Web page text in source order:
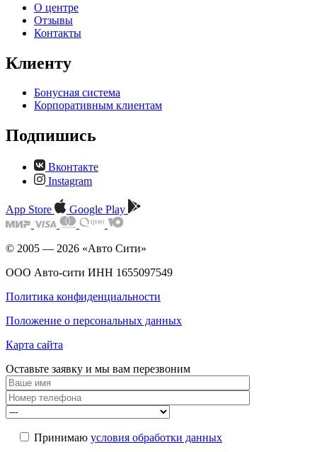
О центре
Отзывы
Контакты
Клиенту
Бонусная система
Корпоративным клиентам
Подпишись
Вконтакте
Instagram
App Store Google Play
© 2005 — 2026 «Авто Сити»
ООО Авто-сити ИНН 1655097549
Политика конфиденциальности
Положение о персональных данных
Карта сайта
Оставьте заявку и мы вам перезвоним
Принимаю условия обработки данных